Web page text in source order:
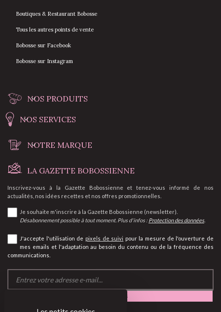
Boutiques & Restaurant Bobosse
Tous les autres points de vente
Bobosse sur Facebook
Bobosse sur Instagram
NOS PRODUITS
NOS SERVICES
NOTRE MARQUE
LA GAZETTE BOBOSSIENNE
Inscrivez-vous à la Gazette Bobossienne et tenez-vous informé de nos
actualités, nos idées recettes et nos offres promotionnelles.
Je souhaite m'inscrire à la Gazette Bobossienne (newsletter).
Désabonnement possible à tout moment. Plus d'infos : Protection des données.
J'accepte l'utilisation de pixels de suivi pour la mesure de l'ouverture de
mes emails et l'adaptation au besoin du contenu ou de la fréquence des
communications.